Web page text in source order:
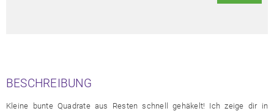
BESCHREIBUNG
Kleine bunte Quadrate aus Resten schnell gehäkelt! Ich zeige dir in